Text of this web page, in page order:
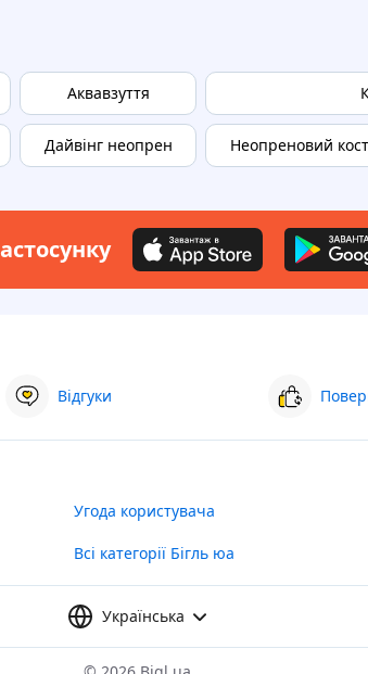
Аквавзуття
Дайвінг неопрен Неопреновий
Відгуки
Угода користувача
Всі категорії Бігль юа
Українська